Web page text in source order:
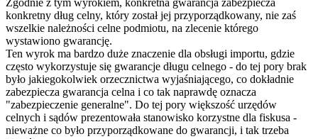
Zgodnie z tym wyrokiem, konkretna gwarancja zabezpiecza
konkretny dług celny, który został jej przyporządkowany, nie zaś
wszelkie należności celne podmiotu, na zlecenie którego
wystawiono gwarancję.
Ten wyrok ma bardzo duże znaczenie dla obsługi importu, gdzie
często wykorzystuje się gwarancje długu celnego - do tej pory brak
było jakiegokolwiek orzecznictwa wyjaśniającego, co dokładnie
zabezpiecza gwarancja celna i co tak naprawdę oznacza
"zabezpieczenie generalne". Do tej pory większość urzędów
celnych i sądów prezentowała stanowisko korzystne dla fiskusa -
nieważne co było przyporządkowane do gwarancji, i tak trzeba